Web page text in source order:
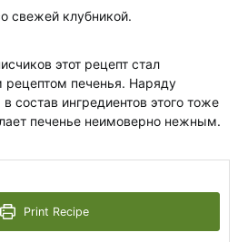
свежей клубникой.
этот рецепт стал
печенья. Наряду
состав ингредиентов этого тоже
печенье неимоверно нежным.
Print Recipe